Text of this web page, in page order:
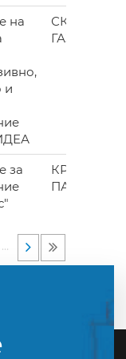
на
и
СКОПЈЕ-
ГАЗИ БАБА
за
КРИВА
ПАЛАНКА
…